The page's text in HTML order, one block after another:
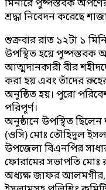
মিনারে পুষ্পস্তবক
শ্রদ্ধা নিবেদন করেছে
শুক্রবার রাত ১২টা ১
উপস্থিত হয়ে পুষ্পস্তবক
আত্মদানকারী বীর
করা হয় এবং তাঁদের
অনুষ্ঠিত হয়। পুরো
পরিপূর্ণ।
অনুষ্ঠানে উপস্থিত
(ওসি) মোঃ তৌহিদুল
উপজেলা বিএনপির
ফোরামের সভাপতি মোঃ
অধ্যক্ষ জাফর আলমগীর,